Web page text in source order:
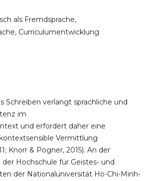
als Fremdsprache,
Curriculumentwicklung
Schreiben verlangt sprachliche und
im
und erfordert daher eine
Vermittlung
Knorr & Pogner, 2015). An der
Hochschule für Geistes- und
der Nationaluniversität Ho-Chi-Minh-